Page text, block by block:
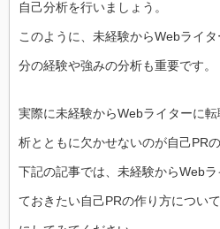
自己分析を行いましょう。
このように、未経験からWebライ
分の経験や強みの分析も重要です。
実際に未経験からWebライターに
析とともに欠かせないのが自己PRの
下記の記事では、未経験からWeb
ておきたい自己PRの作り方につい